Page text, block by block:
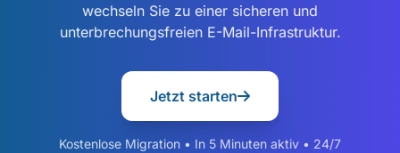
wechseln Sie zu einer sicheren und
unterbrechungsfreien E-Mail-Infrastruktur.
Jetzt starten
Kostenlose Migration • In 5 Minuten aktiv • 24/7